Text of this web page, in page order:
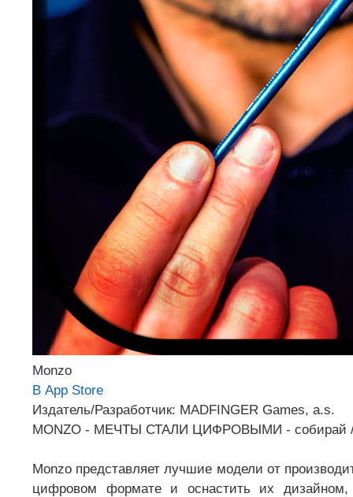
Monzo
В App Store
Издатель/Разработчик: MADFINGER Games, a.s.
MONZO - МЕЧТЫ СТАЛИ ЦИФРОВЫМИ - собирай /
Monzo представляет лучшие модели от
цифровом формате и оснастить их дизайном,